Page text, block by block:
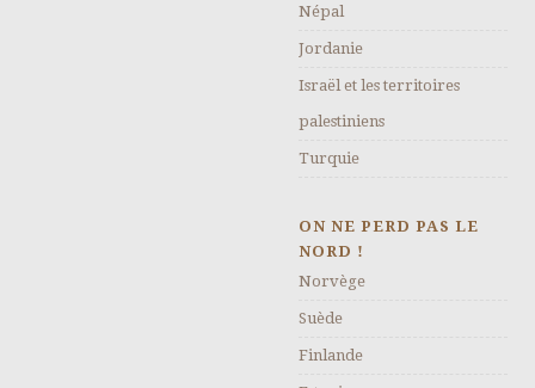
Népal
Jordanie
Israël et les territoires
palestiniens
Turquie
ON NE PERD PAS LE
NORD !
Norvège
Suède
Finlande